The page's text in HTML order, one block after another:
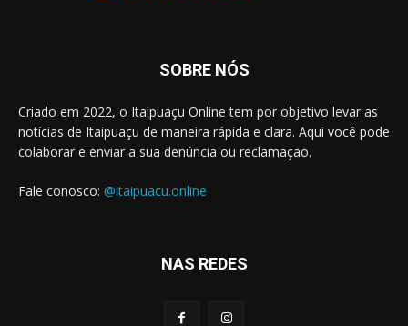
SOBRE NÓS
Criado em 2022, o Itaipuaçu Online tem por objetivo levar as
notícias de Itaipuaçu de maneira rápida e clara. Aqui você pode
colaborar e enviar a sua denúncia ou reclamação.
Fale conosco: @itaipuacu.online
NAS REDES